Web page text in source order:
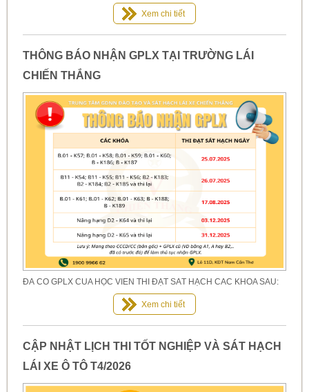
Xem chi tiết
THÔNG BÁO NHẬN GPLX TẠI TRƯỜNG LÁI
CHIẾN THẮNG
ĐÃ CÓ GPLX CỦA HỌC VIÊN THI ĐẠT SÁT HẠCH CÁC KHÓA SAU:
Xem chi tiết
CẬP NHẬT LỊCH THI TỐT NGHIỆP VÀ SÁT HẠCH
LÁI XE Ô TÔ T4/2026